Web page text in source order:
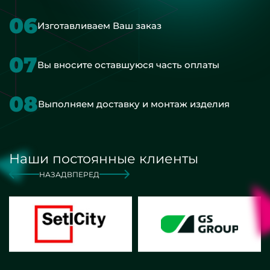
06Изготавливаем Ваш заказ
07Вы вносите оставшуюся часть оплаты
08Выполняем доставку и монтаж изделия
Наши постоянные клиенты
НАЗАД ВПЕРЕД